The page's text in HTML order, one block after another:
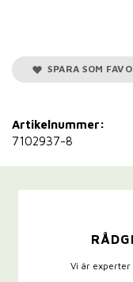
SPARA SOM
Artikelnummer:
7102937-8
Vi är